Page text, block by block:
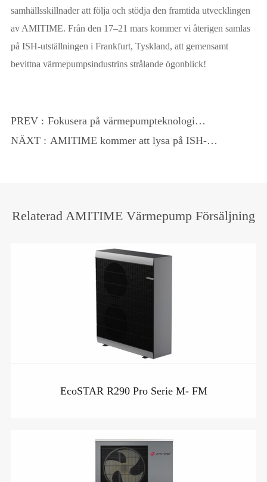
samhällsskillnader att följa och stödja den framtida utvecklingen
av AMITIME. Från den 17–21 mars kommer vi återigen samlas
på ISH-utställningen i Frankfurt, Tyskland, att gemensamt
bevittna värmepumpsindustrins strålande ögonblick!
PREV : Fokusera på värmepumpteknologi
innovation! Amitime inbjuder dig att delta
NÄXT : AMITIME kommer att lysa på ISH-
Relaterad AMITIME Värmepump Försäljning
EcoSTAR R290 Pro Serie M- FM